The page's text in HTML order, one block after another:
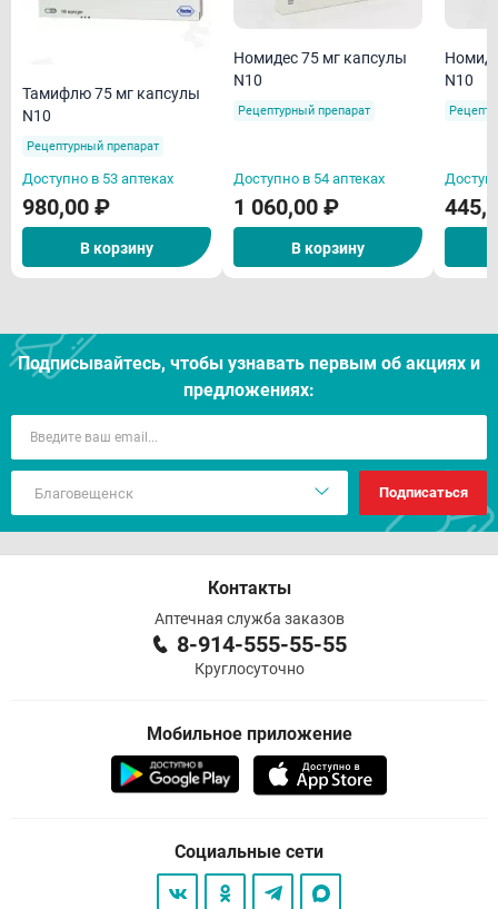
Тамифлю 75 мг капсулы
N10
Рецептурный препарат
Доступно в 53 аптеках
980,00 ₽
В корзину
Номидес 75 мг капсулы
N10
Рецептурный препарат
Доступно в 54 аптеках
1 060,00 ₽
В корзину
N10
Подписывайтесь, чтобы узнавать первым об акцияx и
предложениях:
Подписаться
Контакты
Аптечная служба заказов
8-914-555-55-55
Круглосуточно
Мобильное приложение
Социальные сети